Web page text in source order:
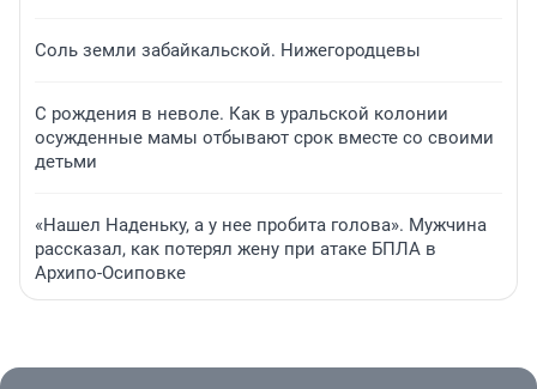
Соль земли забайкальской. Нижегородцевы
С рождения в неволе. Как в уральской колонии
осужденные мамы отбывают срок вместе со своими
детьми
«Нашел Наденьку, а у нее пробита голова». Мужчина
рассказал, как потерял жену при атаке БПЛА в
Архипо-Осиповке